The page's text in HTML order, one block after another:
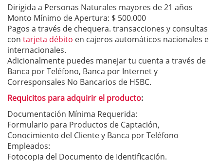
Dirigida a Personas Naturales mayores de 21 años
Monto Mínimo de Apertura: $ 500.000
Pagos a través de chequera. transacciones y consultas
con tarjeta débito en cajeros automáticos nacionales e
internacionales.
Adicionalmente puedes manejar tu cuenta a través de
Banca por Teléfono, Banca por Internet y
Corresponsales No Bancarios de HSBC.
Requicitos para adquirir el producto:
Documentación Mínima Requerida:
Formulario para Productos de Captación,
Conocimiento del Cliente y Banca por Teléfono
Empleados:
Fotocopia del Documento de Identificación.